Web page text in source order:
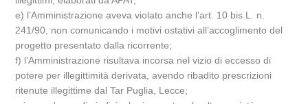
e) l’Amministrazione aveva violato anche l’art. 10 bis L. n.
241/90, non comunicando i motivi ostativi all’accoglimento del
progetto presentato dalla ricorrente;
f) l’Amministrazione risultava incorsa nel vizio di eccesso di
potere per illegittimità derivata, avendo ribadito prescrizioni
ritenute illegittime dal Tar Puglia, Lecce;